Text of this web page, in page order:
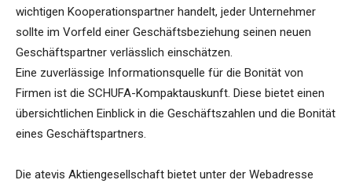
wichtigen Kooperationspartner handelt, jeder Unternehmer
sollte im Vorfeld einer Geschäftsbeziehung seinen neuen
Geschäftspartner verlässlich einschätzen.
Eine zuverlässige Informationsquelle für die Bonität von
Firmen ist die SCHUFA-Kompaktauskunft. Diese bietet einen
übersichtlichen Einblick in die Geschäftszahlen und die Bonität
eines Geschäftspartners.
Die atevis Aktiengesellschaft bietet unter der Webadresse